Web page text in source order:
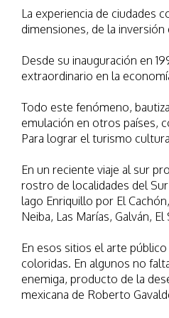
La experiencia de ciudades
dimensiones, de la inversión
Desde su inauguración en
extraordinario en la
Todo este fenómeno,
emulación en otros países,
Para lograr el turismo
En un reciente viaje al sur
rostro de localidades del
lago Enriquillo por El
Neiba, Las Marías, Galván,
En esos sitios el arte
coloridas. En algunos no
enemiga, producto de la
mexicana de Roberto